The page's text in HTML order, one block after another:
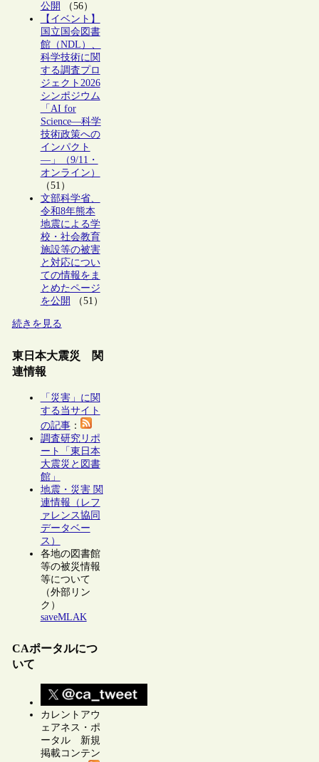
公開
（56）
【イベント】
国立国会図書
館（NDL）、
科学技術に関
する調査プロ
ジェクト2026
シンポジウム
「AI for
Science―科学
技術政策への
インパクト
―」（9/11・
オンライン）
（51）
文部科学省、
令和8年熊本
地震による学
校・社会教育
施設等の被害
と対応につい
ての情報をま
とめたページ
を公開
（51）
続きを見る
東日本大震災 関
連情報
「災害」に関
する当サイト
の記事：
調査研究リポ
ート「東日本
大震災と図書
館」
地震・災害 関
連情報（レフ
ァレンス協同
データベー
ス）
各地の図書館
等の被災情報
等について
（外部リン
ク）
saveMLAK
CAポータルにつ
いて
カレントアウ
ェアネス・ポ
ータル 新規
掲載コンテン